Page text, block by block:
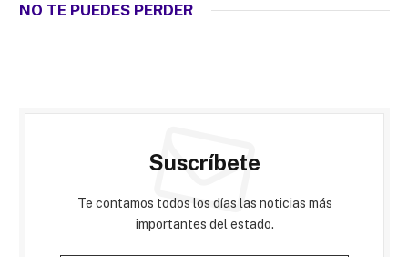
NO TE PUEDES PERDER
Suscríbete
Te contamos todos los días las noticias más
importantes del estado.